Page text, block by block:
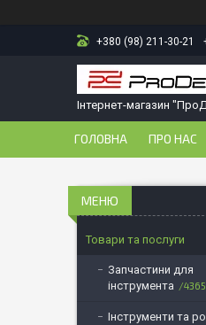
+380 (98) 211-30-21
Інтернет-магазин
ГОЛОВНА ПРО НАС
Товари та послуги
Запчастини для
інструмента
4365
Інструменти та